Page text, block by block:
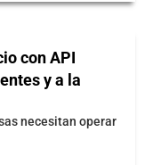
con API
y a la
necesitan operar